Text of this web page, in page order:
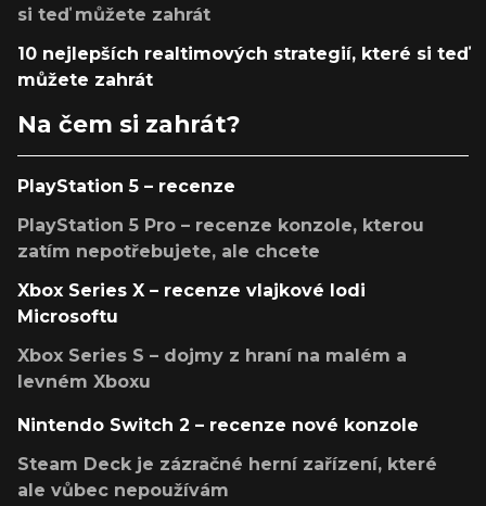
si teď můžete zahrát
10 nejlepších realtimových strategií, které si teď
můžete zahrát
Na čem si zahrát?
PlayStation 5 – recenze
PlayStation 5 Pro – recenze konzole, kterou
zatím nepotřebujete, ale chcete
Xbox Series X – recenze vlajkové lodi
Microsoftu
Xbox Series S – dojmy z hraní na malém a
levném Xboxu
Nintendo Switch 2 – recenze nové konzole
Steam Deck je zázračné herní zařízení, které
ale vůbec nepoužívám